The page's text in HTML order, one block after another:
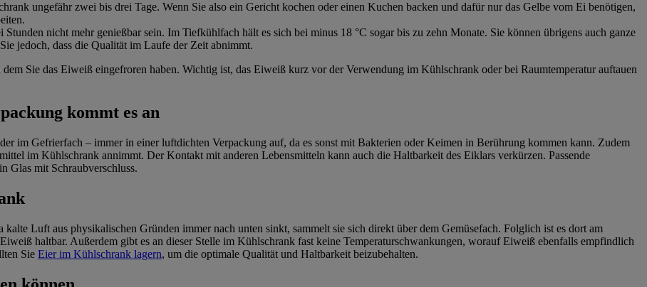
ungefähr zwei bis drei Tage. Wenn Sie also ein Gericht kochen oder einen Kuchen backen und dafür nur das Gelbe vom Ei benötigen,
nicht mehr genießbar sein. Im Tiefkühlfach hält es sich bei minus 18 °C sogar bis zu zehn Monate. Sie können übrigens auch ganze
jedoch, dass die Qualität im Laufe der Zeit abnimmt.
Sie das Eiweiß eingefroren haben. Wichtig ist, das Eiweiß kurz vor der Verwendung im Kühlschrank oder bei Raumtemperatur auftauen
kommt es an
im Gefrierfach – immer in einer luftdichten Verpackung auf, da es sonst mit Bakterien oder Keimen in Berührung kommen kann. Zudem
im Kühlschrank annimmt. Der Kontakt mit anderen Lebensmitteln kann auch die Haltbarkeit des Eiklars verkürzen. Passende
Glas mit Schraubverschluss.
Luft aus physikalischen Gründen immer nach unten sinkt, sammelt sie sich direkt über dem Gemüsefach. Folglich ist es dort am
haltbar. Außerdem gibt es an dieser Stelle im Kühlschrank fast keine Temperaturschwankungen, worauf Eiweiß ebenfalls empfindlich
Sie Eier im Kühlschrank lagern, um die optimale Qualität und Haltbarkeit beizubehalten.